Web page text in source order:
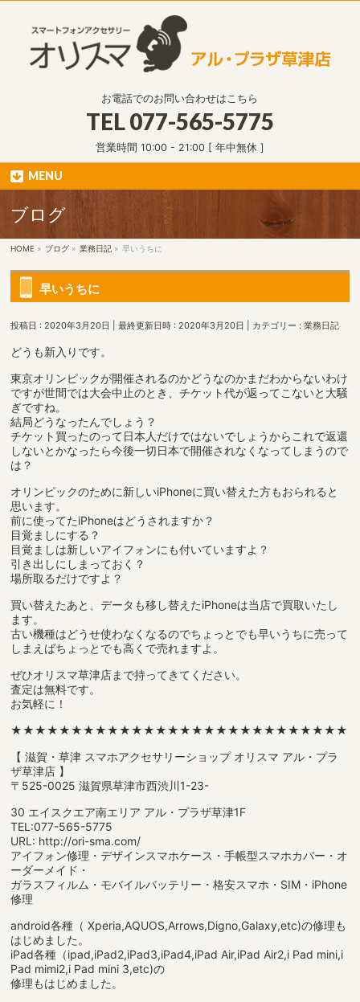
お電話でのお問い合わせはこちら
TEL077-565-5775
営業時間 10:00 - 21:00 [ 年中無休 ]
MENU
ブログ
HOME » ブログ » 業務日記 » 早いうちに
早いうちに
投稿日 : 2020年3月20日 最終更新日時 : 2020年3月20日 カテゴリー :業務日記
どうも新入りです。
東京オリンピックが開催されるのかどうなのかまだわからないわけ
ですが世間では大会中止のとき、チケット代が返ってこないと大騒
ぎですね。
結局どうなったんでしょう？
チケット買ったのって日本人だけではないでしょうからこれで返還
しないとかなったら今後一切日本で開催されなくなってしまうので
は？
オリンピックのために新しいiPhoneに買い替えた方もおられると
思います。
前に使ってたiPhoneはどうされますか？
目覚ましにする？
目覚ましは新しいアイフォンにも付いていますよ？
引き出しにしまっておく？
場所取るだけですよ？
買い替えたあと、データも移し替えたiPhoneは当店で買取いたし
ます。
古い機種はどうせ使わなくなるのでちょっとでも早いうちに売って
しまえばちょっとでも高くで売れますよ。
ぜひオリスマ草津店まで持ってきてください。
査定は無料です。
お気軽に！
【 滋賀・草津 スマホアクセサリーショップ オリスマ アル・プラ
ザ草津店 】
〒525-0025 滋賀県草津市西渋川1-23-
30 エイスクエア南エリア アル・プラザ草津1F
TEL:077-565-5775
URL: http://ori-sma.com/
アイフォン修理・デザインスマホケース・手帳型スマホカバー・オ
ーダーメイド・
ガラスフィルム・モバイルバッテリー・格安スマホ・SIM・iPhone
修理
android各種（ Xperia,AQUOS,Arrows,Digno,Galaxy,etc)の修理も
はじめました。
iPad各種（ipad,iPad2,iPad3,iPad4,iPad Air,iPad Air2,i Pad mini,i
Pad mimi2,i Pad mini 3,etc)の
修理もはじめました。